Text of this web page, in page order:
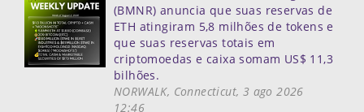
(BMNR) anuncia que suas reservas de
ETH atingiram 5,8 milhões de tokens e
que suas reservas totais em
criptomoedas e caixa somam US$ 11,3
bilhões.
NORWALK, Connecticut, 3 ago 2026
12:46